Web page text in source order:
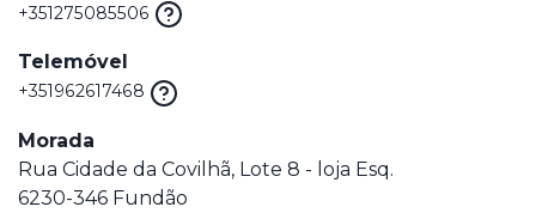
+351275085506
Telemóvel
+351962617468
Morada
Rua Cidade da Covilhã, Lote 8 - loja Esq.
6230-346 Fundão